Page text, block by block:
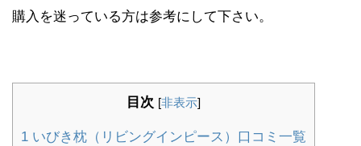
購入を迷っている方は参考にして下さい。
目次 [非表示]
1 いびき枕（リビングインピース）口コミ一覧